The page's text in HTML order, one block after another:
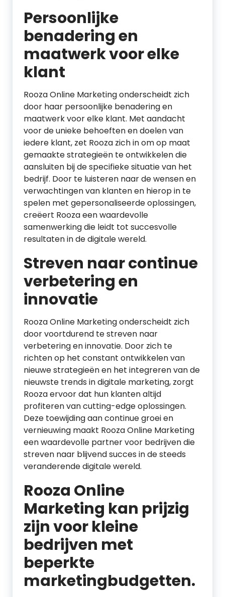
Persoonlijke
benadering en
maatwerk voor elke
klant
Rooza Online Marketing onderscheidt zich
door haar persoonlijke benadering en
maatwerk voor elke klant. Met aandacht
voor de unieke behoeften en doelen van
iedere klant, zet Rooza zich in om op maat
gemaakte strategieën te ontwikkelen die
aansluiten bij de specifieke situatie van het
bedrijf. Door te luisteren naar de wensen en
verwachtingen van klanten en hierop in te
spelen met gepersonaliseerde oplossingen,
creëert Rooza een waardevolle
samenwerking die leidt tot succesvolle
resultaten in de digitale wereld.
Streven naar continue
verbetering en
innovatie
Rooza Online Marketing onderscheidt zich
door voortdurend te streven naar
verbetering en innovatie. Door zich te
richten op het constant ontwikkelen van
nieuwe strategieën en het integreren van de
nieuwste trends in digitale marketing, zorgt
Rooza ervoor dat hun klanten altijd
profiteren van cutting-edge oplossingen.
Deze toewijding aan continue groei en
vernieuwing maakt Rooza Online Marketing
een waardevolle partner voor bedrijven die
streven naar blijvend succes in de steeds
veranderende digitale wereld.
Rooza Online
Marketing kan prijzig
zijn voor kleine
bedrijven met
beperkte
marketingbudgetten.